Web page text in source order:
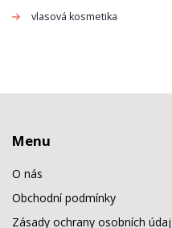
vlasová kosmetika
Menu
O nás
Obchodní podmínky
Zásady ochrany osobních